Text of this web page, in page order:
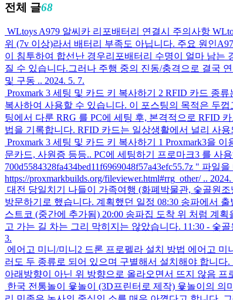
전체 글68
WLtoys A979 알씨카 리포배터리 연결시 주의사항
위 (7v 이상)라서 배터리 부족도 아닙니다. 주요 원인
이 침투하여 합선난 경우리포배터리 수명이 얼마 남
질 수 있습니다.그러나 주행 중의 진동/충격으로 결국
및 구동 .. 2024. 5. 7.
Proxmark 3 세팅 및 카드 키 복사하기 2 RFID 카드 종류
복사하여 사용할 수 있습니다. 이 포스팅의 목적은 두
팅에서 다룬 RRG 를 PC에 세팅 후, 본격적으로 RFID
법을 기록합니다. RFID 카드는 일상생활에서 널리 사
Proxmark 3 세팅 및 카드 키 복사하기 1 Proxmark3을
문카드, 사원증 등등.. PC에 세팅하기 프로마크3 를 사
700d5584328fa434bed11f6969048f57a43efc55.7z " 파일
https://proxmarkbuilds.org/fileviewer.html#rrg_other/ ..
대전 당일치기 나들이 가족여행 (화폐박물관, 숯골원
방문하기로 했습니다. 계획했던 일정 08:30 송파에서
스트코 (중간에 추가됨) 20:00 송파집 도착 위 처럼 계
고 가는 길 차는 그리 막히지는 않았습니다. 11:30 - 숯
3.
에어고 미니/미니2 드론 프로펠라 설치 방법 에어고 미
러도 두 종류로 되어 있으며 구별해서 설치해야 합니
아래방향이 아닌 위 방향으로 올라오면서 뜨지 않음
한국 전통놀이 윷놀이 (3D프린터로 제작) 윷놀이의 의